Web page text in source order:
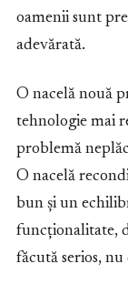
oamenii sunt
adevărată.
O nacelă nouă
tehnologie mai
problemă
O nacelă
bun și un
funcționalitate,
făcută serios, nu